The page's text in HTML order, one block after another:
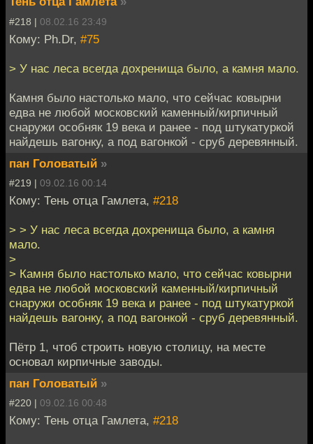
#218 | 08.02.16 23:49
Кому: Ph.Dr, #75
> У нас леса всегда дохренища было, а камня мало.
Камня было настолько мало, что сейчас ковырни
едва не любой московский каменный/кирпичный
снаружи особняк 19 века и ранее - под штукатуркой
найдешь вагонку, а под вагонкой - сруб деревянный.
пан Головатый »
#219 | 09.02.16 00:14
Кому: Тень отца Гамлета, #218
> > У нас леса всегда дохренища было, а камня
мало.
>
> Камня было настолько мало, что сейчас ковырни
едва не любой московский каменный/кирпичный
снаружи особняк 19 века и ранее - под штукатуркой
найдешь вагонку, а под вагонкой - сруб деревянный.
Пётр 1, чтоб строить новую столицу, на месте
основал кирпичные заводы.
пан Головатый »
#220 | 09.02.16 00:48
Кому: Тень отца Гамлета, #218